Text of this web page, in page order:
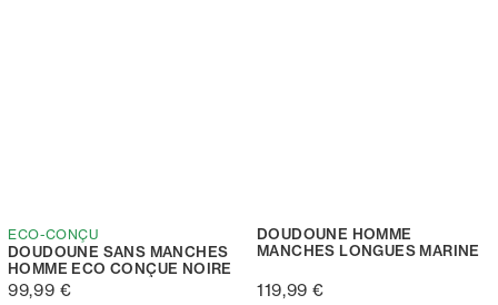
ECO-CONÇU
DOUDOUNE SANS MANCHES
HOMME ECO CONÇUE NOIRE
99,99 €
DOUDOUNE HOMME
MANCHES LONGUES MARINE
119,99 €